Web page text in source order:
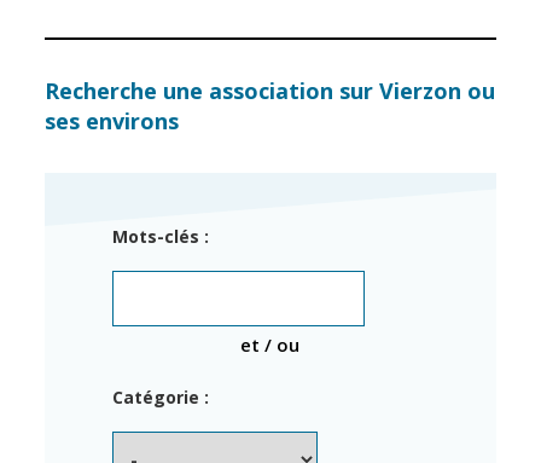
Municipal
Services de la
Ville
Cimetières
Titres
État civil
enfance
Recherche une association sur Vierzon ou
ses environs
Mots-clés :
et / ou
Catégorie :